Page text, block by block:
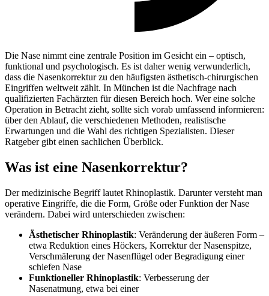
Die Nase nimmt eine zentrale Position im Gesicht ein – optisch,
funktional und psychologisch. Es ist daher wenig verwunderlich,
dass die Nasenkorrektur zu den häufigsten ästhetisch-chirurgischen
Eingriffen weltweit zählt. In München ist die Nachfrage nach
qualifizierten Fachärzten für diesen Bereich hoch. Wer eine solche
Operation in Betracht zieht, sollte sich vorab umfassend informieren:
über den Ablauf, die verschiedenen Methoden, realistische
Erwartungen und die Wahl des richtigen Spezialisten. Dieser
Ratgeber gibt einen sachlichen Überblick.
Was ist eine Nasenkorrektur?
Der medizinische Begriff lautet Rhinoplastik. Darunter versteht man
operative Eingriffe, die die Form, Größe oder Funktion der Nase
verändern. Dabei wird unterschieden zwischen:
Ästhetischer Rhinoplastik: Veränderung der äußeren Form –
etwa Reduktion eines Höckers, Korrektur der Nasenspitze,
Verschmälerung der Nasenflügel oder Begradigung einer
schiefen Nase
Funktioneller Rhinoplastik: Verbesserung der
Nasenatmung, etwa bei einer